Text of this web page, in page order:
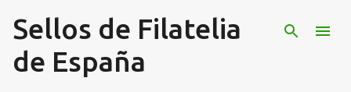
Ir al contenido principal
Sellos de Filatelia
de España